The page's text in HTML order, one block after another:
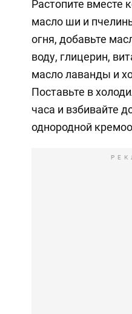
Растопите вместе
масло ши и
огня, добавьте
воду, глицерин,
масло лаванды и
Поставьте в
часа и взбивайте
однородной